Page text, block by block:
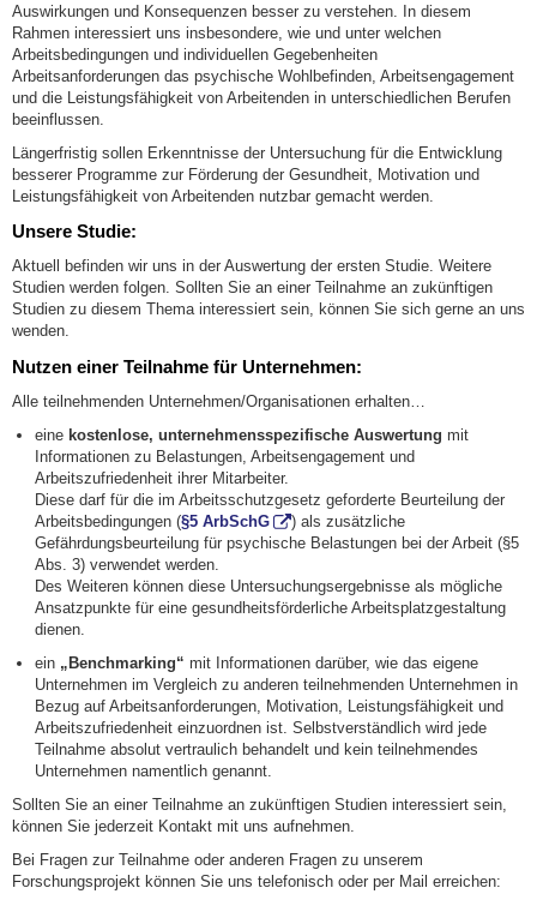
Auswirkungen und Konsequenzen besser zu verstehen. In diesem
Rahmen interessiert uns insbesondere, wie und unter welchen
Arbeitsbedingungen und individuellen Gegebenheiten
Arbeitsanforderungen das psychische Wohlbefinden, Arbeitsengagement
und die Leistungsfähigkeit von Arbeitenden in unterschiedlichen Berufen
beeinflussen.
Längerfristig sollen Erkenntnisse der Untersuchung für die Entwicklung
besserer Programme zur Förderung der Gesundheit, Motivation und
Leistungsfähigkeit von Arbeitenden nutzbar gemacht werden.
Unsere Studie:
Aktuell befinden wir uns in der Auswertung der ersten Studie. Weitere
Studien werden folgen. Sollten Sie an einer Teilnahme an zukünftigen
Studien zu diesem Thema interessiert sein, können Sie sich gerne an uns
wenden.
Nutzen einer Teilnahme für Unternehmen:
Alle teilnehmenden Unternehmen/Organisationen erhalten…
eine kostenlose, unternehmensspezifische Auswertung mit
Informationen zu Belastungen, Arbeitsengagement und
Arbeitszufriedenheit ihrer Mitarbeiter.
Diese darf für die im Arbeitsschutzgesetz geforderte Beurteilung der
Arbeitsbedingungen (§5 ArbSchG
) als zusätzliche
Gefährdungsbeurteilung für psychische Belastungen bei der Arbeit (§5
Abs. 3) verwendet werden.
Des Weiteren können diese Untersuchungsergebnisse als mögliche
Ansatzpunkte für eine gesundheitsförderliche Arbeitsplatzgestaltung
dienen.
ein „Benchmarking“ mit Informationen darüber, wie das eigene
Unternehmen im Vergleich zu anderen teilnehmenden Unternehmen in
Bezug auf Arbeitsanforderungen, Motivation, Leistungsfähigkeit und
Arbeitszufriedenheit einzuordnen ist. Selbstverständlich wird jede
Teilnahme absolut vertraulich behandelt und kein teilnehmendes
Unternehmen namentlich genannt.
Sollten Sie an einer Teilnahme an zukünftigen Studien interessiert sein,
können Sie jederzeit Kontakt mit uns aufnehmen.
Bei Fragen zur Teilnahme oder anderen Fragen zu unserem
Forschungsprojekt können Sie uns telefonisch oder per Mail erreichen: